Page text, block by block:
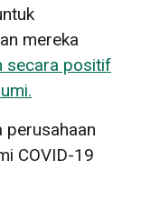
mereka
secara positif
COVID-19